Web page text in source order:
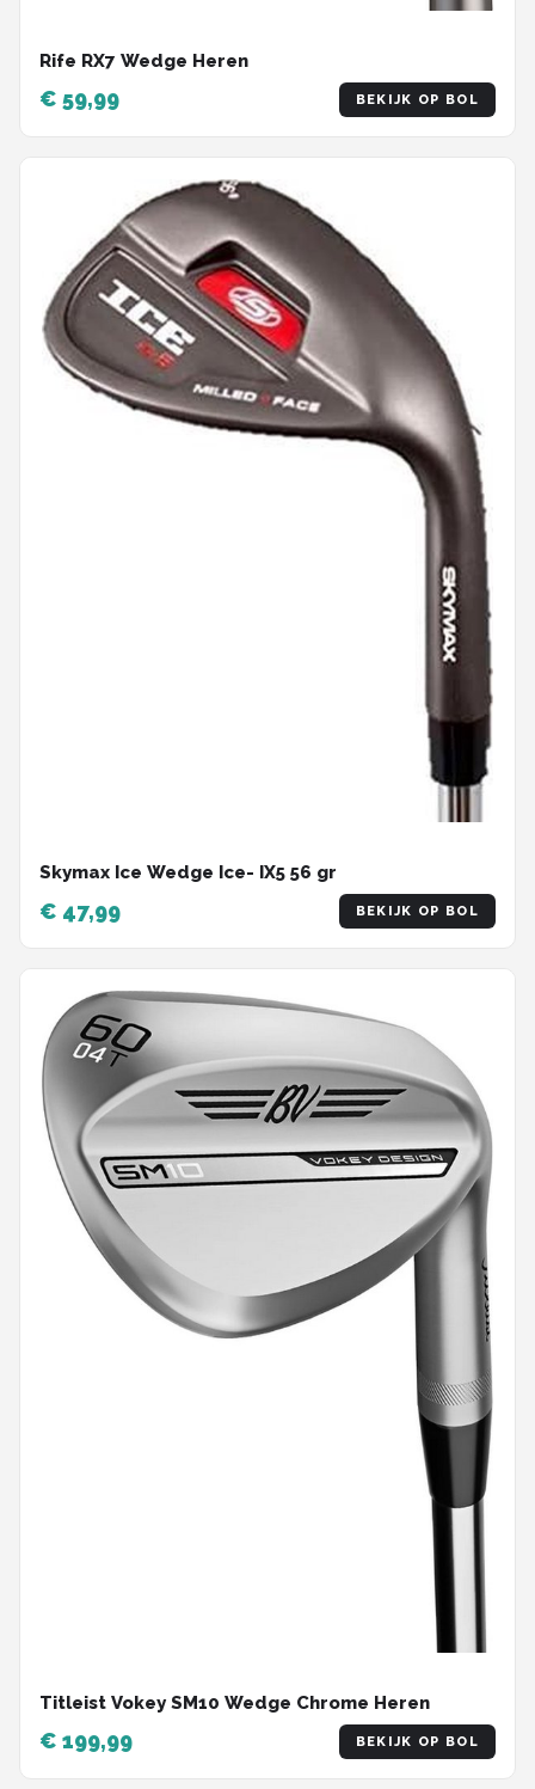
Rife RX7 Wedge Heren
€ 59,99 BEKIJK OP BOL
Skymax Ice Wedge Ice- IX5 56 gr
€ 47,99 BEKIJK OP BOL
Titleist Vokey SM10 Wedge Chrome Heren
€ 199,99 BEKIJK OP BOL